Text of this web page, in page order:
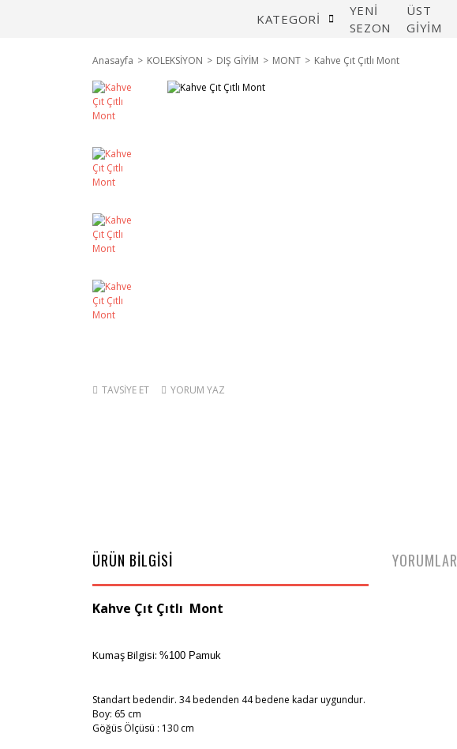
KATEGORİ
YENİ
SEZON
ÜST
GİYİM
Anasayfa KOLEKSİYON DIŞ GİYİM MONT Kahve Çıt Çıtlı Mont
TAVSİYE ET YORUM YAZ
ÜRÜN BİLGİSİ
Kahve Çıt Çıtlı Mont
Kumaş Bilgisi: %100 Pamuk
Standart bedendir. 34 bedenden 44 bedene kadar uygundur.
Boy: 65 cm
Göğüs Ölçüsü : 130 cm
YORUMLAR